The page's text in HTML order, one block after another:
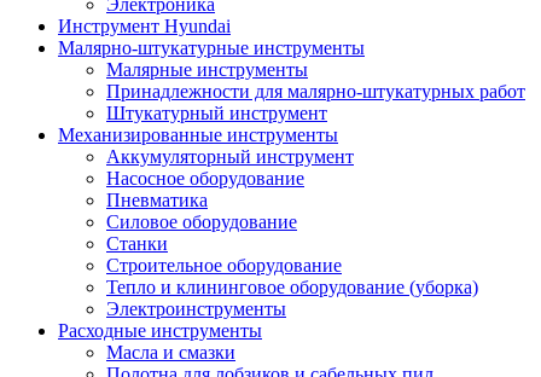
Электроника
Инструмент Hyundai
Малярно-штукатурные инструменты
Малярные инструменты
Принадлежности для малярно-штукатурных работ
Штукатурный инструмент
Механизированные инструменты
Аккумуляторный инструмент
Насосное оборудование
Пневматика
Силовое оборудование
Станки
Строительное оборудование
Тепло и клининговое оборудование (уборка)
Электроинструменты
Расходные инструменты
Масла и смазки